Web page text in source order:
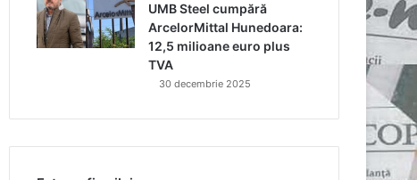
UMB Steel cumpără
ArcelorMittal Hunedoara:
12,5 milioane euro plus
TVA
30 decembrie 2025